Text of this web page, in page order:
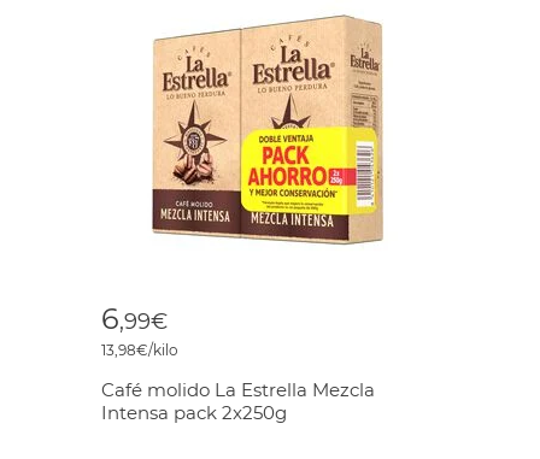
6,99€
13,98€/kilo
Café molido La Estrella Mezcla
Intensa pack 2x250g